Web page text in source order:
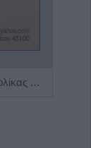
Ψυχίατρος - Ψυχοθεραπευτής 'Αποστολίκας Απόστολος'